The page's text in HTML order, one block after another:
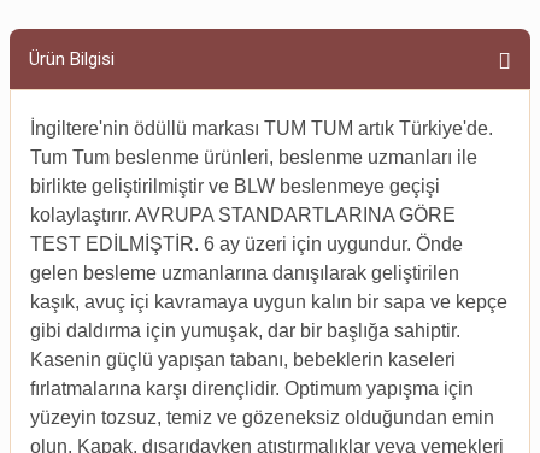
Ürün Bilgisi
İngiltere'nin ödüllü markası TUM TUM artık Türkiye'de.
Tum Tum beslenme ürünleri, beslenme uzmanları ile
birlikte geliştirilmiştir ve BLW beslenmeye geçişi
kolaylaştırır. AVRUPA STANDARTLARINA GÖRE
TEST EDİLMİŞTİR. 6 ay üzeri için uygundur. Önde
gelen besleme uzmanlarına danışılarak geliştirilen
kaşık, avuç içi kavramaya uygun kalın bir sapa ve kepçe
gibi daldırma için yumuşak, dar bir başlığa sahiptir.
Kasenin güçlü yapışan tabanı, bebeklerin kaseleri
fırlatmalarına karşı dirençlidir. Optimum yapışma için
yüzeyin tozsuz, temiz ve gözeneksiz olduğundan emin
olun. Kapak, dışarıdayken atıştırmalıklar veya yemekleri